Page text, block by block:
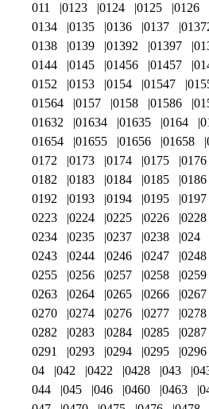
011 0123 0124 0125 0126
0134
0135 0136 0137
0138
0139 01392 01397
0144
0145 01456 01457
0152
0153 0154 01547
01564
0157 0158 01586
01632
01634 01635 0164
01654
01655 01656 01658
0172
0173 0174 0175 0176
0182
0183 0184 0185 0186
0192
0193 0194 0195 0197
0223
0224 0225 0226 0228
0234
0235 0237 0238 024
0243
0244 0246 0247 0248
0255
0256 0257 0258 0259
0263
0264 0265 0266 0267
0270
0274 0276 0277 0278
0282
0283 0284 0285 0287
0291
0293 0294 0295 0296
04
042 0422 0428 043
044
045 046 0460 0463